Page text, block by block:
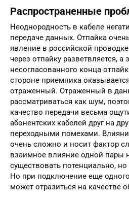
Распространенные
Неоднородность в кабеле
передаче данных. Отпайка
явление в российской
через отпайку разветвляется, а
несогласованного конца
стороне приемника
отраженный. Отраженный в
рассматриваться как шум,
качество передачи весьма
абонентских кабелей друг на
переходными помехами.
очень сложно и носит фактор
взаимное влияние одной пары
существовать потенциально,
Но при подключение еще
может отразиться на качестве